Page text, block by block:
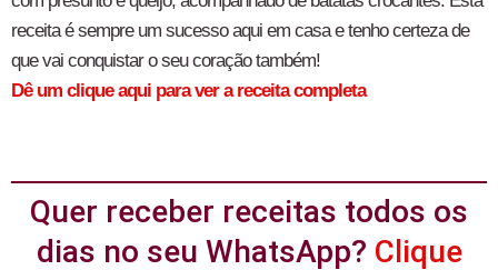
receita é sempre um sucesso aqui em casa e tenho certeza de
que vai conquistar o seu coração também!
Dê um clique aqui para ver a receita completa
Quer receber receitas todos os
dias no seu WhatsApp? Clique